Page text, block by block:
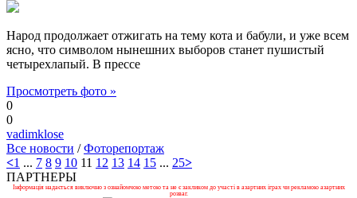
Народ продолжает отжигать на тему кота и бабули, и уже всем
ясно, что символом нынешних выборов станет пушистый
четырехлапый. В прессе
Просмотреть фото »
0
0
vadimklose
Все новости /Фоторепортаж
<1 ... 7 8 9 10 11 12 13 14 15 ... 25>
ПАРТНЕРЫ
Інформація надається виключно з ознайомчою метою та не є закликом до участі в азартних іграх чи рекламою азартних
розваг.